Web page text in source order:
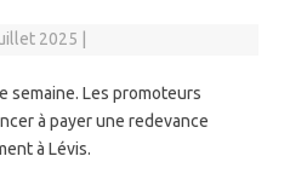
2025
semaine. Les promoteurs
à payer une redevance
à Lévis.